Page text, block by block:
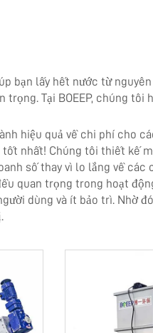
bạn lấy hết nước từ
Tại BOEEP, chúng tôi
hiệu quả về chi phí cho
nhất! Chúng tôi thiết kế
số thay vì lo lắng về
quan trọng trong hoạt
dùng và ít bảo trì. Nhờ